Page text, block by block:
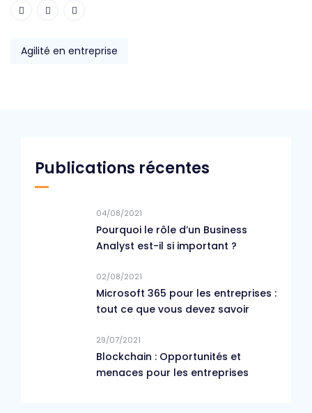
Agilité en entreprise
Publications récentes
04/08/2021
Pourquoi le rôle d’un Business
Analyst est-il si important ?
02/08/2021
Microsoft 365 pour les entreprises :
tout ce que vous devez savoir
29/07/2021
Blockchain : Opportunités et
menaces pour les entreprises